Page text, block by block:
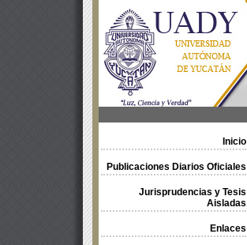
Inicio
Publicaciones Diarios Oficiales
Jurisprudencias y Tesis
Aisladas
Enlaces